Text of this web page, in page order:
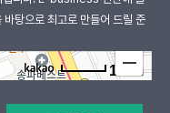
탕으로 최고로 만들어 드릴 준
100m